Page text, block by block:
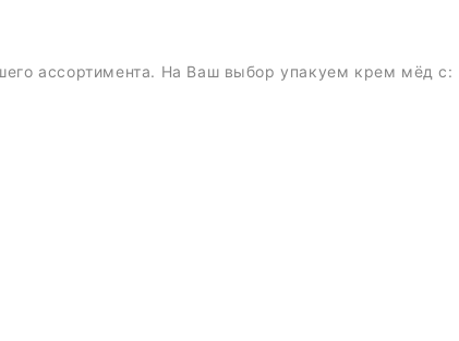
ассортимента. На Ваш выбор упакуем крем мёд с: